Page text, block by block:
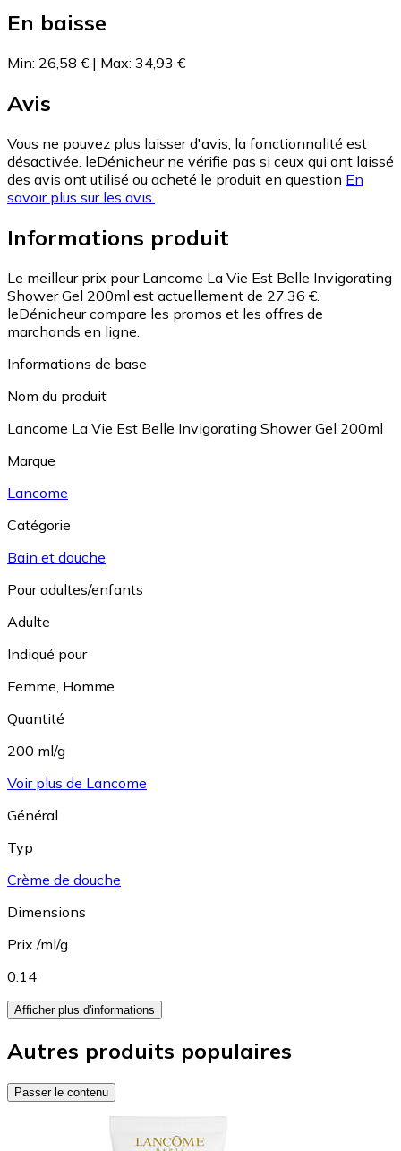
En baisse
Min: 26,58 € | Max: 34,93 €
Avis
Vous ne pouvez plus laisser d'avis, la fonctionnalité est
désactivée. leDénicheur ne vérifie pas si ceux qui ont laissé
des avis ont utilisé ou acheté le produit en question En
savoir plus sur les avis.
Informations produit
Le meilleur prix pour Lancome La Vie Est Belle Invigorating
Shower Gel 200ml est actuellement de 27,36 €.
leDénicheur compare les promos et les offres de
marchands en ligne.
Informations de base
Nom du produit
Lancome La Vie Est Belle Invigorating Shower Gel 200ml
Marque
Lancome
Catégorie
Bain et douche
Pour adultes/enfants
Adulte
Indiqué pour
Femme Homme
Quantité
200 ml/g
Voir plus de Lancome
Général
Typ
Crème de douche
Dimensions
Prix /ml/g
0.14
Afficher plus d'informations
Autres produits populaires
Passer le contenu